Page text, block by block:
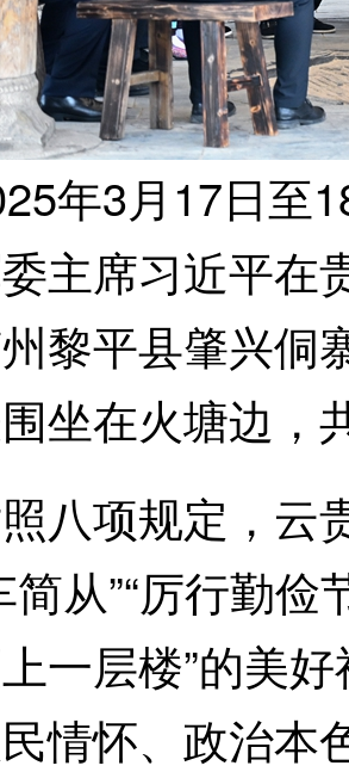
3月17日至
主席习近平在
黎平县肇兴侗
坐在火塘边，
项规定，云贵
简从”“厉行勤
一层楼”的美
情怀、政治本